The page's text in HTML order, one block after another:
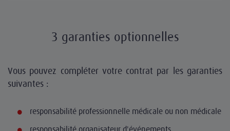
3 garanties optionnelles
Vous pouvez compléter votre contrat par les garanties
suivantes :
responsabilité professionnelle médicale ou non médicale
responsabilité organisateur d'événements